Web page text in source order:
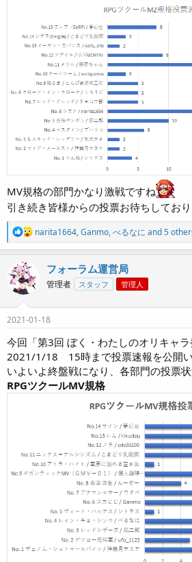
MV規格の部門かなり激戦ですね
引き続き皆様からの投票お待ちしてお
R
e
a
t
i
n
s
narita1664,Ganmo,べるなに and 5
フォーラム運営局
管理者 スタッフ 管理人
2021-01-18
今回「第3回 ぼく・わたしのオリキャ
2021/1/18 15時まで投票速報を公開
いよいよ終盤戦になり、各部門の投票状
RPGツクールMV規格